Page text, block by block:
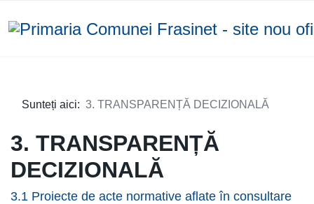
Sunteți aici: 3. TRANSPARENȚĂ DECIZIONALĂ
3. TRANSPARENȚĂ
DECIZIONALĂ
3.1 Proiecte de acte normative aflate în consultare